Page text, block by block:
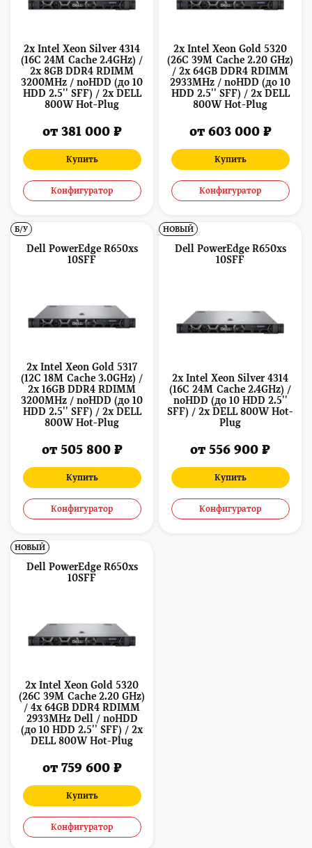
2x Intel Xeon Silver 4314
(16C 24M Cache 2.4GHz) /
2x 8GB DDR4 RDIMM
3200MHz / noHDD (до 10
HDD 2.5'' SFF) / 2x DELL
800W Hot-Plug
от 381 000 ₽
Купить
Конфигуратор
2x Intel Xeon Gold 5320
(26C 39M Cache 2.20 GHz)
/ 2x 64GB DDR4 RDIMM
2933MHz / noHDD (до 10
HDD 2.5'' SFF) / 2x DELL
800W Hot-Plug
от 603 000 ₽
Купить
Конфигуратор
Dell PowerEdge R650xs
10SFF
2x Intel Xeon Gold 5317
(12C 18M Cache 3.0GHz) /
2x 16GB DDR4 RDIMM
3200MHz / noHDD (до 10
HDD 2.5'' SFF) / 2x DELL
800W Hot-Plug
от 505 800 ₽
Купить
Конфигуратор
Б/У
Dell PowerEdge R650xs
10SFF
2x Intel Xeon Silver 4314
(16C 24M Cache 2.4GHz) /
noHDD (до 10 HDD 2.5''
SFF) / 2x DELL 800W Hot-
Plug
от 556 900 ₽
Купить
Конфигуратор
НОВЫЙ
Dell PowerEdge R650xs
10SFF
2x Intel Xeon Gold 5320
(26C 39M Cache 2.20 GHz)
/ 4x 64GB DDR4 RDIMM
2933MHz Dell / noHDD
(до 10 HDD 2.5'' SFF) / 2x
DELL 800W Hot-Plug
от 759 600 ₽
Купить
Конфигуратор
НОВЫЙ